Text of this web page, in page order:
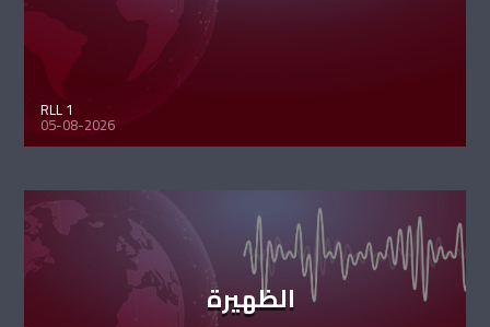
RLL 1
05-08-2026
الظهيرة